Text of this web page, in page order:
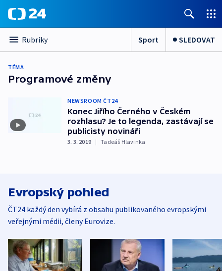
Rubriky Sport SLEDOVAT
TÉMA
Programové změny
NEWSROOM ČT24
Konec Jiřího Černého v Českém
rozhlasu? Je to legenda, zastávají se
publicisty novináři
3. 3. 2019 | Tadeáš Hlavinka
Evropský pohled
ČT24 každý den vybírá z obsahu publikovaného evropskými
veřejnými médii, členy Eurovize.